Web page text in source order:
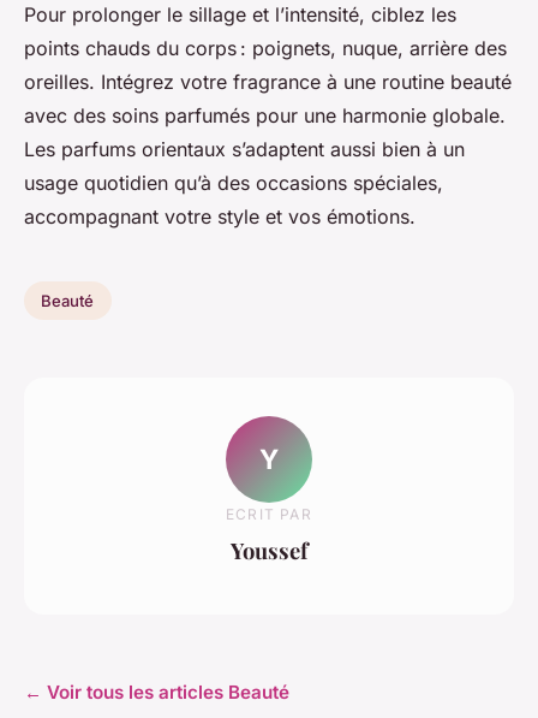
Pour prolonger le sillage et l’intensité, ciblez les
points chauds du corps : poignets, nuque, arrière des
oreilles. Intégrez votre fragrance à une routine beauté
avec des soins parfumés pour une harmonie globale.
Les parfums orientaux s’adaptent aussi bien à un
usage quotidien qu’à des occasions spéciales,
accompagnant votre style et vos émotions.
Beauté
Y
ECRIT PAR
Youssef
← Voir tous les articles Beauté